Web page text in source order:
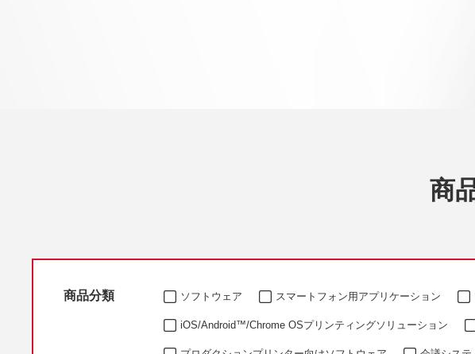
商
商品分類 ソフトウェア スマートフォン用アプリケーション
iOS/Android™/Chrome OSプリンティングソリューション